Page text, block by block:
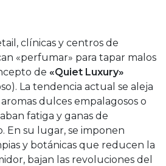
clínicas y centros de
«perfumar» para tapar malos
de «Quiet Luxury»
La tendencia actual se aleja
dulces empalagosos o
fatiga y ganas de
En su lugar, se imponen
y botánicas que reducen la
bajan las revoluciones del